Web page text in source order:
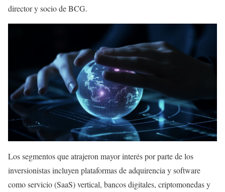
director y socio de BCG.
Los segmentos que atrajeron mayor interés por parte de los
inversionistas incluyen plataformas de adquirencia y software
como servicio (SaaS) vertical, bancos digitales, criptomonedas y